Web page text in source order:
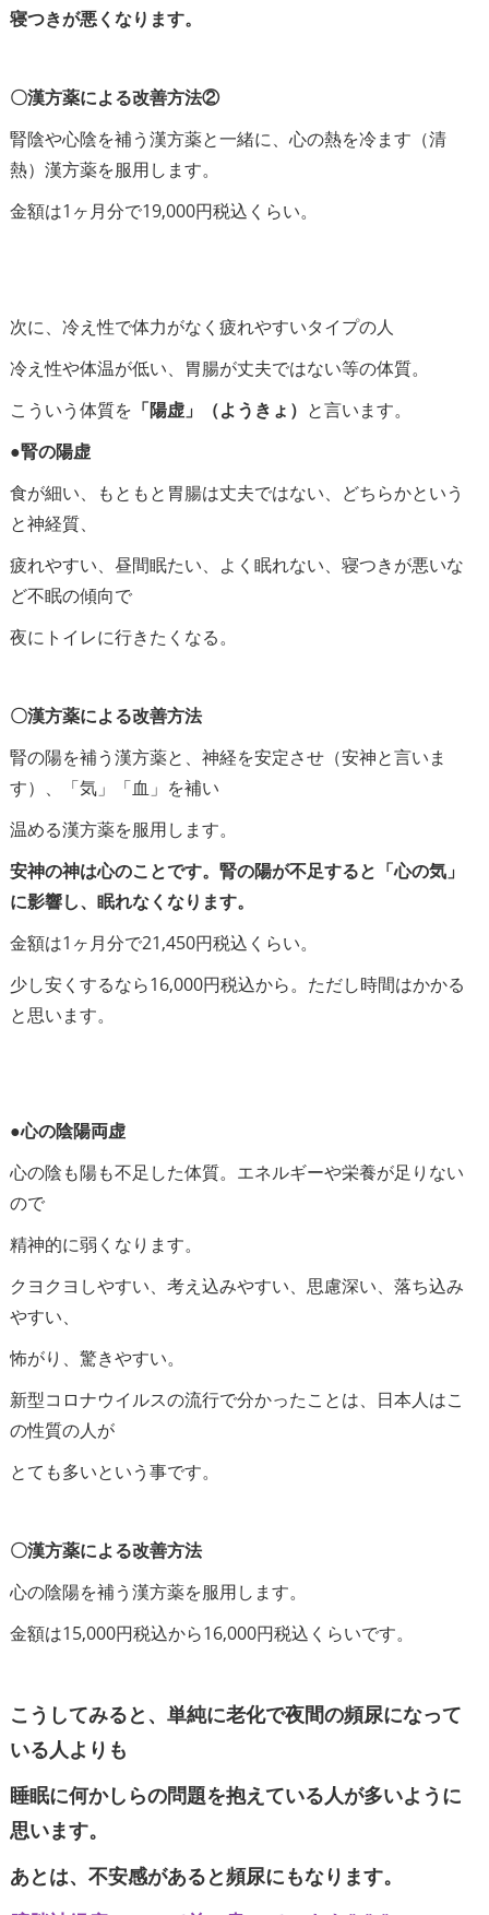
寝つきが悪くなります。
〇漢方薬による改善方法②
腎陰や心陰を補う漢方薬と一緒に、心の熱を冷ます（清
熱）漢方薬を服用します。
金額は1ヶ月分で19,000円税込くらい。
次に、冷え性で体力がなく疲れやすいタイプの人
冷え性や体温が低い、胃腸が丈夫ではない等の体質。
こういう体質を 「陽虚」（ようきょ） と言います。
●腎の陽虚
食が細い、もともと胃腸は丈夫ではない、どちらかという
と神経質、
疲れやすい、昼間眠たい、よく眠れない、寝つきが悪いな
ど不眠の傾向で
夜にトイレに行きたくなる。
〇漢方薬による改善方法
腎の陽を補う漢方薬と、神経を安定させ（安神と言いま
す）、「気」「血」を補い
温める漢方薬を服用します。
安神の神は心のことです。腎の陽が不足すると「心の気」
に影響し、眠れなくなります。
金額は1ヶ月分で21,450円税込くらい。
少し安くするなら16,000円税込から。ただし時間はかかる
と思います。
●心の陰陽両虚
心の陰も陽も不足した体質。エネルギーや栄養が足りない
ので
精神的に弱くなります。
クヨクヨしやすい、考え込みやすい、思慮深い、落ち込み
やすい、
怖がり、驚きやすい。
新型コロナウイルスの流行で分かったことは、日本人はこ
の性質の人が
とても多いという事です。
〇漢方薬による改善方法
心の陰陽を補う漢方薬を服用します。
金額は15,000円税込から16,000円税込くらいです。
こうしてみると、単純に老化で夜間の頻尿になって
いる人よりも
睡眠に何かしらの問題を抱えている人が多いように
思います。
あとは、不安感があると頻尿にもなります。